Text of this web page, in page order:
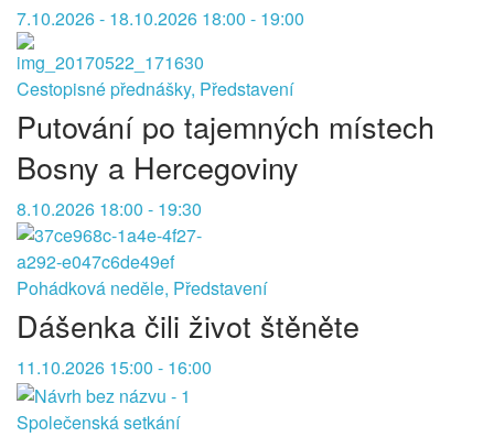
7.10.2026 - 18.10.2026 18:00 - 19:00
Cestopisné přednášky, Představení
Putování po tajemných místech
Bosny a Hercegoviny
8.10.2026 18:00 - 19:30
Pohádková neděle, Představení
Dášenka čili život štěněte
11.10.2026 15:00 - 16:00
Společenská setkání